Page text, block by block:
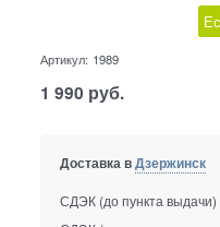
Артикул: 1989
1 990 руб.
Доставка вДзержинск
СДЭК (до пункта выдачи)